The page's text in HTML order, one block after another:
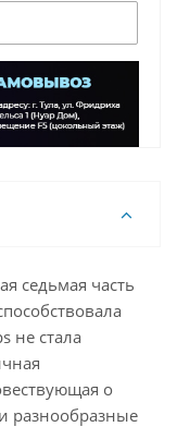
седьмая часть
не стала
о
разнообразные